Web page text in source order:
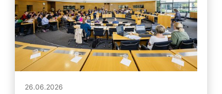
26.06.2026